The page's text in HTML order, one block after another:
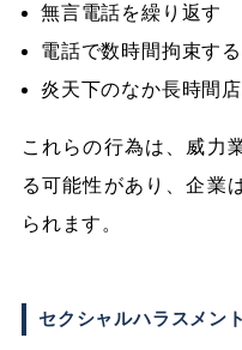
無言電話を繰り返す
電話で数時間拘束する
炎天下のなか長時間
これらの行為は、威力
る可能性があり、企業
られます。
セクシャルハラスメント